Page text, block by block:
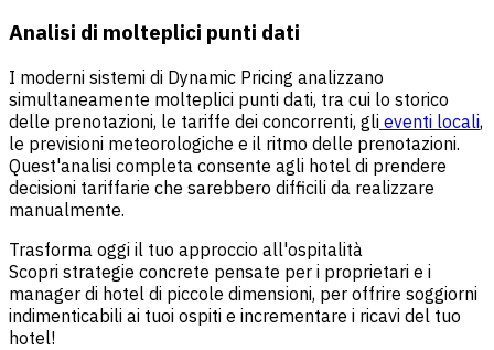
Analisi di molteplici punti dati
I moderni sistemi di Dynamic Pricing analizzano
simultaneamente molteplici punti dati, tra cui lo storico
delle prenotazioni, le tariffe dei concorrenti, gli eventi locali,
le previsioni meteorologiche e il ritmo delle prenotazioni.
Quest'analisi completa consente agli hotel di prendere
decisioni tariffarie che sarebbero difficili da realizzare
manualmente.
Trasforma oggi il tuo approccio all'ospitalità
Scopri strategie concrete pensate per i proprietari e i
manager di hotel di piccole dimensioni, per offrire soggiorni
indimenticabili ai tuoi ospiti e incrementare i ricavi del tuo
hotel!